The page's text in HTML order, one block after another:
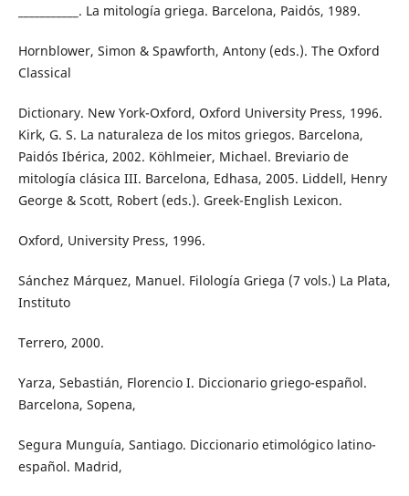
___________. La mitología griega. Barcelona, Paidós, 1989.
Hornblower, Simon & Spawforth, Antony (eds.). The Oxford
Classical
Dictionary. New York-Oxford, Oxford University Press, 1996.
Kirk, G. S. La naturaleza de los mitos griegos. Barcelona,
Paidós Ibérica, 2002. Köhlmeier, Michael. Breviario de
mitología clásica III. Barcelona, Edhasa, 2005. Liddell, Henry
George & Scott, Robert (eds.). Greek-English Lexicon.
Oxford, University Press, 1996.
Sánchez Márquez, Manuel. Filología Griega (7 vols.) La Plata,
Instituto
Terrero, 2000.
Yarza, Sebastián, Florencio I. Diccionario griego-español.
Barcelona, Sopena,
Segura Munguía, Santiago. Diccionario etimológico latino-
español. Madrid,